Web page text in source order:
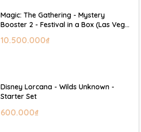
Magic: The Gathering - Mystery
Booster 2 - Festival in a Box (Las Vegas
10.500.000₫
Disney Lorcana - Wilds Unknown -
Starter Set
600.000₫